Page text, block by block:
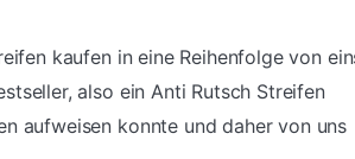
kaufen in eine Reihenfolge von
also ein Anti Rutsch Streifen
aufweisen konnte und daher von uns